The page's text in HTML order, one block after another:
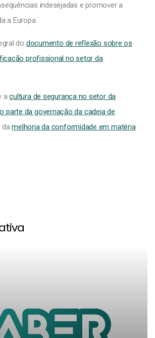
indesejadas e promover a
a Europa.
do documento de reflexão sobre os
profissional no setor da
acultura de segurança no setor da
parte da governação da cadeia de
damelhoria da conformidade em matéria